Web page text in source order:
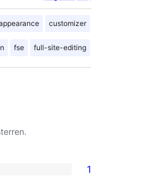
customizer
fse full-site-editing
1